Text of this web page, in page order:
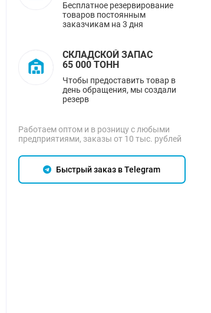
Бесплатное резервирование
товаров постоянным
заказчикам на 3 дня
СКЛАДСКОЙ ЗАПАС
65 000 ТОНН
Чтобы предоставить товар в
день обращения, мы создали
резерв
Работаем оптом и в розницу с любыми
предприятиями, заказы от 10 тыс. рублей
Быстрый заказ в Telegram